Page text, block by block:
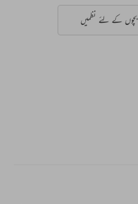
بچوں کے لئے نظمیں